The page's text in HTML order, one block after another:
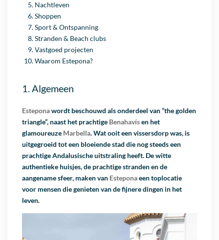
Nachtleven
Shoppen
Sport & Ontspanning
Stranden & Beach clubs
Vastgoed projecten
Waarom Estepona?
1. Algemeen
Esteponawordt beschouwd als onderdeel van “the golden
triangle”, naast het prachtige Benahavísen het
glamoureuze Marbella. Wat ooit een vissersdorp was, is
uitgegroeid tot een bloeiende stad die nog steeds een
prachtige Andalusische uitstraling heeft. De witte
authentieke huisjes, de prachtige stranden en de
aangename sfeer, maken van Esteponaeen toplocatie
voor mensen die genieten van de fijnere dingen in het
leven.